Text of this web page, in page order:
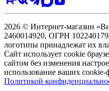
2026 © Интернет-магазин
2460014920, ОГРН
логотипы принадлежат их
Сайт использует cookie
сайтом без изменения
использование ваших cookie-
Политикой